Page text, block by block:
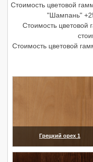
Стоимость цветовой
"Шампань"
Стоимость
Стоимость цветовой
Грецкий орех 1